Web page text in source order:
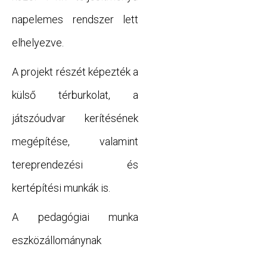
napelemes rendszer lett
elhelyezve.
A projekt részét képezték a
külső térburkolat, a
játszóudvar kerítésének
megépítése, valamint
tereprendezési és
kertépítési munkák is.
A pedagógiai munka
eszközállománynak